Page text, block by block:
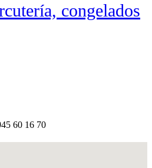
congelados
60 16 70